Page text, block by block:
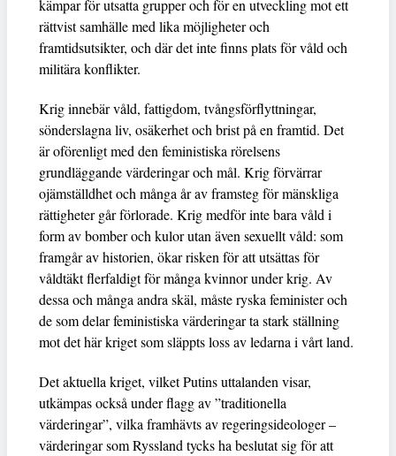
kämpar för utsatta grupper och för en utveckling mot ett
rättvist samhälle med lika möjligheter och
framtidsutsikter, och där det inte finns plats för våld och
militära konflikter.
Krig innebär våld, fattigdom, tvångsförflyttningar,
sönderslagna liv, osäkerhet och brist på en framtid. Det
är oförenligt med den feministiska rörelsens
grundläggande värderingar och mål. Krig förvärrar
ojämställdhet och många år av framsteg för mänskliga
rättigheter går förlorade. Krig medför inte bara våld i
form av bomber och kulor utan även sexuellt våld: som
framgår av historien, ökar risken för att utsättas för
våldtäkt flerfaldigt för många kvinnor under krig. Av
dessa och många andra skäl, måste ryska feminister och
de som delar feministiska värderingar ta stark ställning
mot det här kriget som släppts loss av ledarna i vårt land.
Det aktuella kriget, vilket Putins uttalanden visar,
utkämpas också under flagg av ”traditionella
värderingar”, vilka framhävts av regeringsideologer –
värderingar som Ryssland tycks ha beslutat sig för att